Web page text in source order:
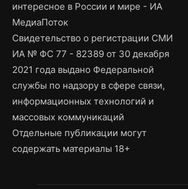
интересное в России и мире - ИА
МедиаПоток
Свидетельство о регистрации СМИ
ИА № ФС 77 - 82389 от 30 декабря
2021 года выдано Федеральной
службы по надзору в сфере связи,
информационных технологий и
массовых коммуникаций
Отдельные публикации могут
содержать материалы 18+